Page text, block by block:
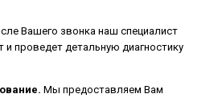
Вашего звонка наш специалист
и проведет детальную диагностику
Мы предоставляем Вам